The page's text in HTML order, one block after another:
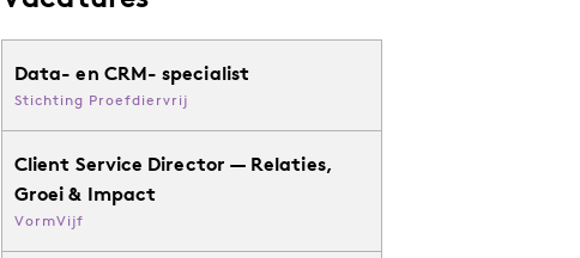
Data- en CRM- specialist
Stichting Proefdiervrij
Client Service Director — Relaties,
Groei & Impact
VormVijf